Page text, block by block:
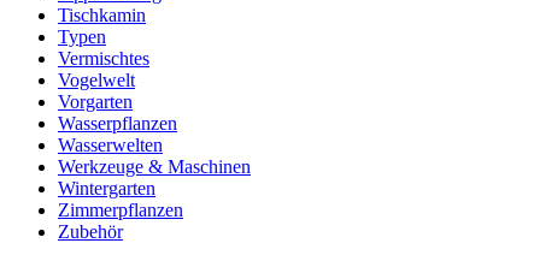
Tischkamin
Typen
Vermischtes
Vogelwelt
Vorgarten
Wasserpflanzen
Wasserwelten
Werkzeuge & Maschinen
Wintergarten
Zimmerpflanzen
Zubehör